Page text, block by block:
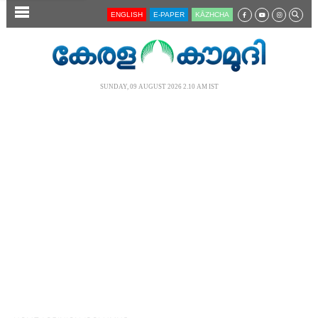
SECTIONS ENGLISH E-PAPER KĀZHCHA
SUNDAY, 09 AUGUST 2026 2.10 AM IST